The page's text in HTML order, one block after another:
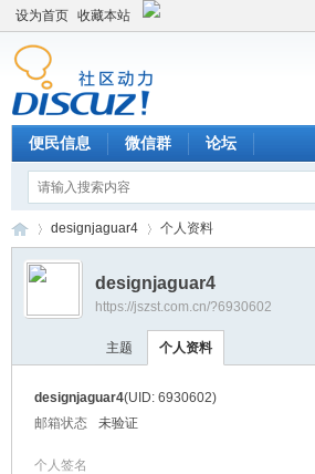
设为首页 收藏本站
便民信息 微信群 论坛
›
designjaguar4 个人资料
designjaguar4
https://jszst.com.cn/?6930602
主题 个人资料
designjaguar4(UID: 6930602)
邮箱状态
未验证
个人签名